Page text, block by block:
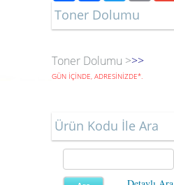
Toner Dolumu
Toner Dolumu >>>
GÜN İÇİNDE, ADRESİNİZDE*.
Ürün Kodu İle Ara